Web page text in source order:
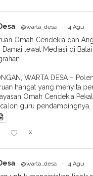
@warta_desa · 4 Agu
Omah Cendekia dan
Damai lewat Mediasi di Balai
WARTA DESA –
hangat yang menyita
Omah Cendekia
guru pendampingnya,
X
@warta_desa · 4 Agu